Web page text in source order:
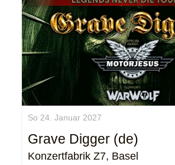
So 24. Januar 2027
Grave Digger (de)
Konzertfabrik Z7, Basel